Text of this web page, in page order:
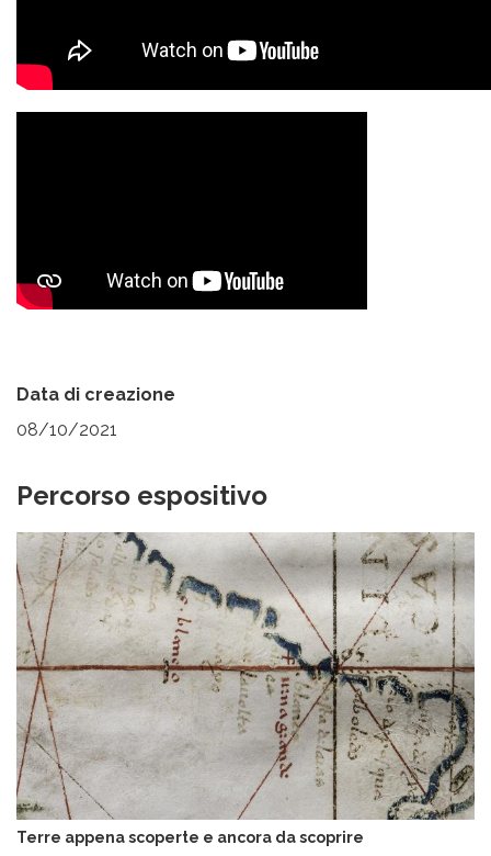
Data di creazione
08/10/2021
Percorso espositivo
m
m
a
g
i
n
Terre appena scoperte e ancora da scoprire